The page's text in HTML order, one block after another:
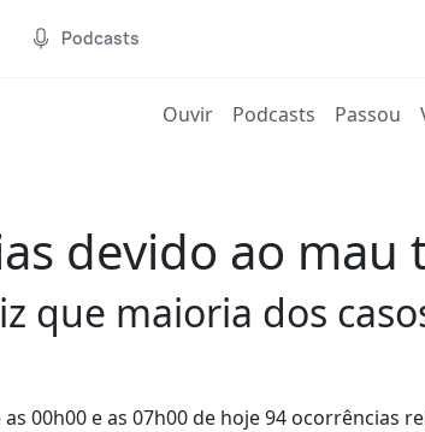
Podcasts
Ouvir(current)
Podcasts Passou
devido ao
que maioria dos
00h00 e as 07h00 de hoje 94 ocorrências